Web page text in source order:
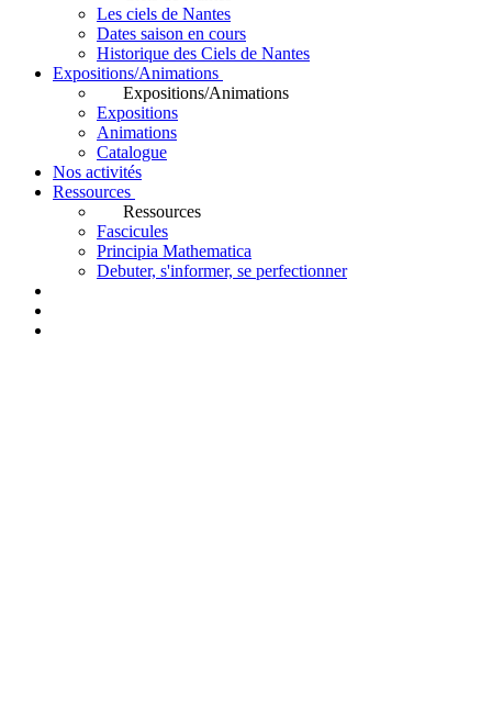
Les ciels de Nantes
Dates saison en cours
Historique des Ciels de Nantes
Expositions/Animations
Expositions/Animations
Expositions
Animations
Catalogue
Nos activités
Ressources
Ressources
Fascicules
Principia Mathematica
Debuter, s'informer, se perfectionner